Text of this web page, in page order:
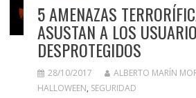
5 AMENAZAS
ASUSTAN A LOS
DESPROTEGIDOS
28/10/2017
ALBERTO MARÍN
HALLOWEEN, SEGURIDAD